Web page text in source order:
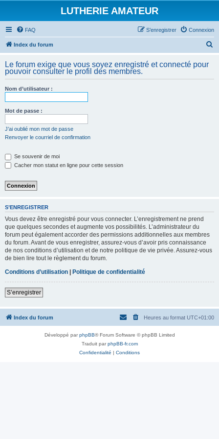
LUTHERIE AMATEUR
FAQ Connexion
S’enregistrer
Index du forum
h
Le forum exige que vous soyez enregistré et connecté pour
pouvoir consulter le profil des membres.
Nom d’utilisateur :
Mot de passe :
J’ai oublié mon mot de passe
Renvoyer le courriel de confirmation
Se souvenir de moi
Cacher mon statut en ligne pour cette session
S’ENREGISTRER
Vous devez être enregistré pour vous connecter. L’enregistrement ne prend
que quelques secondes et augmente vos possibilités. L’administrateur du
forum peut également accorder des permissions additionnelles aux membres
du forum. Avant de vous enregistrer, assurez-vous d’avoir pris connaissance
de nos conditions d’utilisation et de notre politique de vie privée. Assurez-vous
de bien lire tout le règlement du forum.
Conditions d’utilisation | Politique de confidentialité
S’enregistrer
Index du forum Heures au format UTC+01:00
Développé parphpBB® Forum Software © phpBB Limited
Traduit parphpBB-fr.com
Confidentialité | Conditions